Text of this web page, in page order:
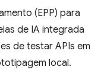
(EPP) para
de IA integrada
de testar APIs em
local.